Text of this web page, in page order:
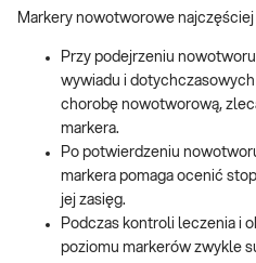
Markery nowotworowe
Przy podejrzeniu
wywiadu i
chorobę nowotworową,
markera.
Po potwierdzeniu
markera pomaga ocenić
jej zasięg.
Podczas kontroli leczenia i
poziomu markerów zwykle